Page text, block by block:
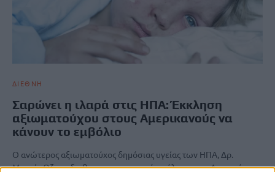
ΔΙΕΘΝΗ
Σαρώνει η ιλαρά στις ΗΠΑ: Έκκληση
αξιωματούχου στους Αμερικανούς να
κάνουν το εμβόλιο
O ανώτερος αξιωματούχος δημόσιας υγείας των ΗΠΑ, Δρ.
Μεχμέτ Οζ καρδιοθωρακοχειρουργός, κάλεσε τους Αμερικάνους